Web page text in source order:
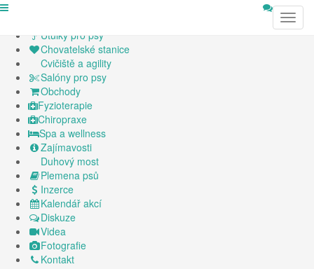
Útulky pro psy
Chovatelské stanice
Cvičiště a agility
Salóny pro psy
Obchody
Fyzioterapie
Chiropraxe
Spa a wellness
Zajímavosti
Duhový most
Plemena psů
Inzerce
Kalendář akcí
Diskuze
Videa
Fotografie
Kontakt